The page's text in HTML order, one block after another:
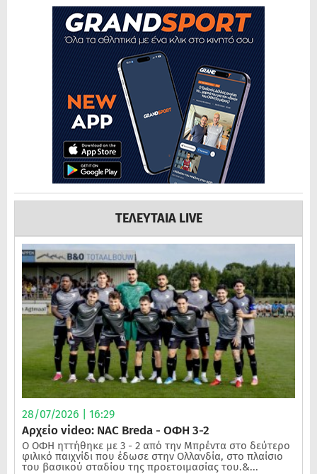
ΤΕΛΕΥΤΑΙΑ LIVE
28/07/2026 | 16:29
Αρχείο video: NAC Breda - ΟΦΗ 3-2
Ο ΟΦΗ ηττήθηκε με 3 - 2 από την Μπρέντα στο δεύτερο
φιλικό παιχνίδι που έδωσε στην Ολλανδία, στο πλαίσιο
του βασικού σταδίου της προετοιμασίας του.&...